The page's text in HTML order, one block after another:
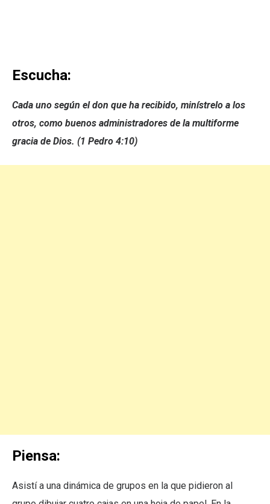
Escucha:
Cada uno según el don que ha recibido, minístrelo a los
otros, como buenos administradores de la multiforme
gracia de Dios. (1 Pedro 4:10)
Piensa:
Asistí a una dinámica de grupos en la que pidieron al